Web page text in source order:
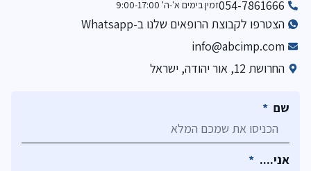
054-7861666זמין בימים א'-ה' 9:00-17:00
הצטרפו לקבוצת הרופאים שלנו ב-Whatsapp
info@abcimp.com
החרושת 12, אור יהודה, ישראל
שם
אני....